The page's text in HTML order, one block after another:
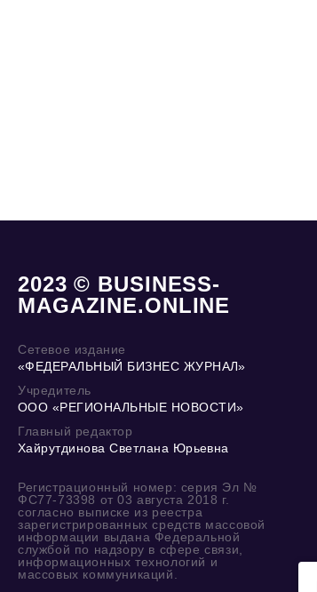
2023 © BUSINESS-
MAGAZINE.ONLINE
Сетевое издание
«ФЕДЕРАЛЬНЫЙ БИЗНЕС ЖУРНАЛ»
Учредитель
ООО «РЕГИОНАЛЬНЫЕ НОВОСТИ»
Главный редактор
Хайрутдинова Светлана Юрьевна
Регистрационный номер: серия Эл №
ФС77-73398 от 03 августа 2018 г.
согласно выписке из реестра
зарегистрированных средств массовой
информации выдана Федеральной
службой по надзору в сфере связи,
информационных технологий и
массовых коммуникаций.